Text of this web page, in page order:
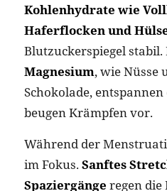
Kohlenhydrate wie
Haferflocken und
Blutzuckerspiegel
Magnesium, wie Nüsse
Schokolade,
beugen Krämpfen vor.
Während der
im Fokus. Sanftes
Spaziergänge regen